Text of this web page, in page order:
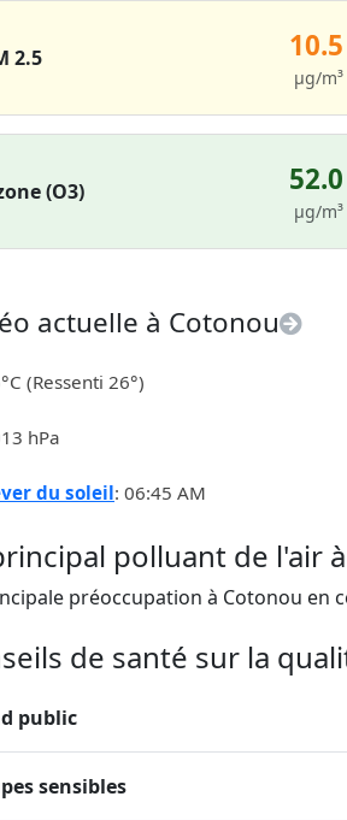
2.5 10.5
µg/m³
(O3) 52.0
µg/m³
actuelle à Cotonou
(Ressenti 26°)
hPa
du soleil: 06:45 AM
polluant de l'air
préoccupation à Cotonou en
de santé sur la
public
sensibles